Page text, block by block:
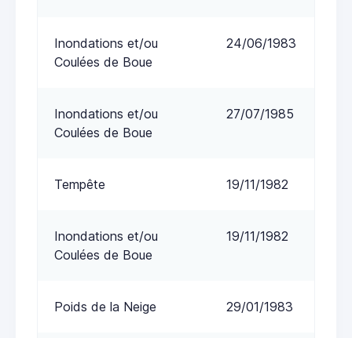
Inondations et/ou
Coulées de Boue
24/06/1983
Inondations et/ou
Coulées de Boue
27/07/1985
Tempête 19/11/1982
Inondations et/ou
Coulées de Boue
19/11/1982
Poids de la Neige 29/01/1983